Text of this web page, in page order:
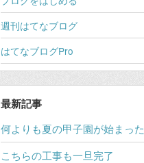
週刊はてなブログ
はてなブログPro
最新記事
何よりも夏の甲子園が始まった
こちらの工事も一旦完了